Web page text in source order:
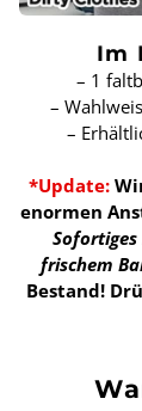
Im
– 1
–
–
*Update:
enormen
frischem
Bestand!